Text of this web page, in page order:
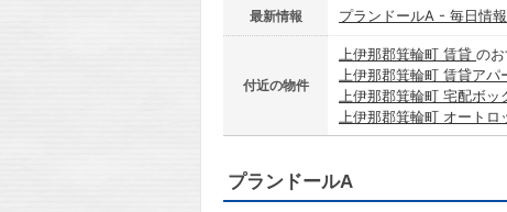
最新情報 プランドールA - 毎日情
付近の物件
上伊那郡箕輪町 賃貸 の
上伊那郡箕輪町 賃貸アパ
上伊那郡箕輪町 宅配ボッ
上伊那郡箕輪町 オートロ
プランドールA